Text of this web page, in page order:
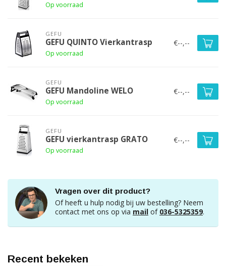
Op voorraad
GEFU
GEFU QUINTO Vierkantrasp
Op voorraad
€--,--
GEFU
GEFU Mandoline WELO
Op voorraad
€--,--
GEFU
GEFU vierkantrasp GRATO
Op voorraad
€--,--
Vragen over dit product?
Of heeft u hulp nodig bij uw bestelling? Neem
contact met ons op via mail of 036-5325359.
Recent bekeken